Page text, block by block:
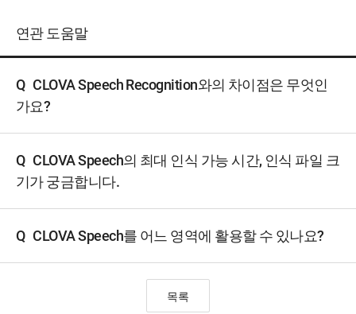
연관 도움말
Q CLOVA Speech Recognition와의 차이점은 무엇인
가요?
Q CLOVA Speech의 최대 인식 가능 시간, 인식 파일 크
기가 궁금합니다.
Q CLOVA Speech를 어느 영역에 활용할 수 있나요?
목록